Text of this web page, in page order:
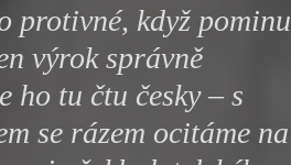
protivné, když pominu
výrok správně
ho tu čtu česky – s
se rázem ocitáme na